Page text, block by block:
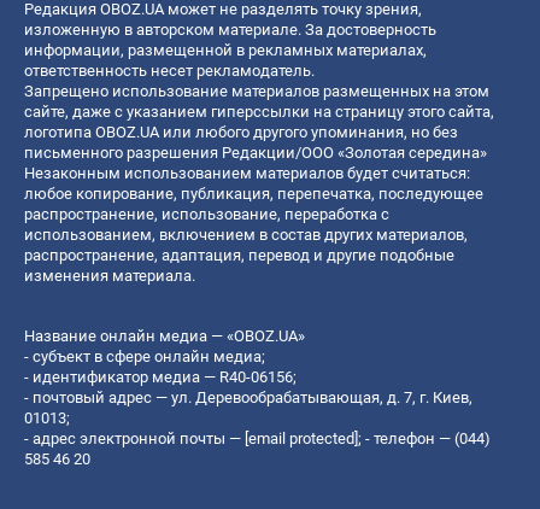
Редакция OBOZ.UA может не разделять точку зрения,
изложенную в авторском материале. За достоверность
информации, размещенной в рекламных материалах,
ответственность несет рекламодатель.
Запрещено использование материалов размещенных на этом
сайте, даже с указанием гиперссылки на страницу этого сайта,
логотипа OBOZ.UA или любого другого упоминания, но без
письменного разрешения Редакции/ООО «Золотая середина»
Незаконным использованием материалов будет считаться:
любое копирование, публикация, перепечатка, последующее
распространение, использование, переработка с
использованием, включением в состав других материалов,
распространение, адаптация, перевод и другие подобные
изменения материала.
Название онлайн медиа — «OBOZ.UA»
- субъект в сфере онлайн медиа;
- идентификатор медиа — R40-06156;
- почтовый адрес — ул. Деревообрабатывающая, д. 7, г. Киев,
01013;
- адрес электронной почты — [email protected] ; - телефон — (044)
585 46 20